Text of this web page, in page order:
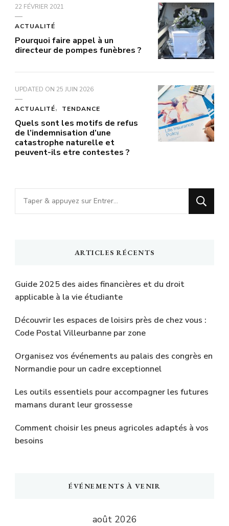
22 FÉVRIER 2021
ACTUALITÉ
Pourquoi faire appel à un
directeur de pompes funèbres ?
UPDATED ON 25 JUIN 2026
ACTUALITÉ TENDANCE
Quels sont les motifs de refus
de l’indemnisation d’une
catastrophe naturelle et
peuvent-ils etre contestes ?
Vous
recherchiez
ARTICLES RÉCENTS
Guide 2025 des aides financières et du droit
applicable à la vie étudiante
Découvrir les espaces de loisirs près de chez vous :
Code Postal Villeurbanne par zone
Organisez vos événements au palais des congrès en
Normandie pour un cadre exceptionnel
Les outils essentiels pour accompagner les futures
mamans durant leur grossesse
Comment choisir les pneus agricoles adaptés à vos
besoins
ÉVÉNEMENTS À VENIR
août 2026